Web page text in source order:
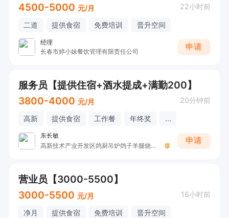
4500-5000 元/月 22小时前
二道 提供食宿 免费培训 晋升空间
经理
长春市婷小妹餐饮管理有限责任公司
申请
服务员【提供住宿+酒水提成+满勤200】
3800-4000 元/月 20分钟前
高新 提供食宿 工作餐 年终奖 ...
东长敏
高新技术产业开发区鸽厨吊炉鸽子羊腿烧烤店
申请
营业员【3000-5500】
3000-5500 元/月 16小时前
净月 提供食宿 免费培训 晋升空间